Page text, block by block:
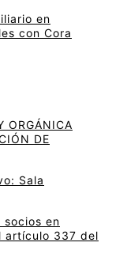
en
con Cora
ORGÁNICA
DE
Sala
en
artículo 337 del